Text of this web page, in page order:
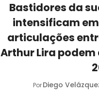
Bastidores da
intensificam
articulações
Arthur Lira
PorDiego